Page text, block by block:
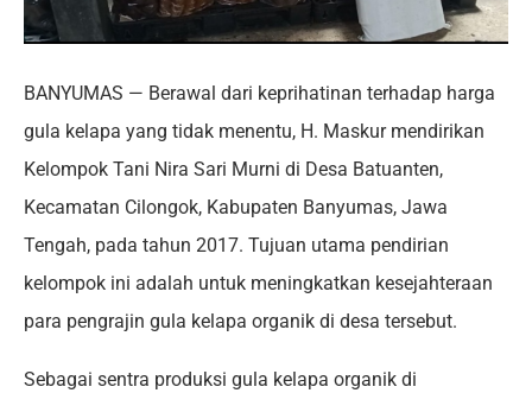
BANYUMAS — Berawal dari keprihatinan terhadap harga
gula kelapa yang tidak menentu, H. Maskur mendirikan
Kelompok Tani Nira Sari Murni di Desa Batuanten,
Kecamatan Cilongok, Kabupaten Banyumas, Jawa
Tengah, pada tahun 2017. Tujuan utama pendirian
kelompok ini adalah untuk meningkatkan kesejahteraan
para pengrajin gula kelapa organik di desa tersebut.
Sebagai sentra produksi gula kelapa organik di